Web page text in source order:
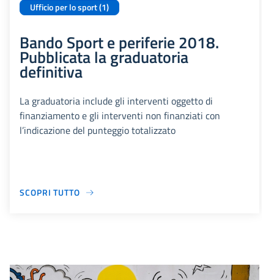
Ufficio per lo sport (1)
Bando Sport e periferie 2018.
Pubblicata la graduatoria
definitiva
La graduatoria include gli interventi oggetto di
finanziamento e gli interventi non finanziati con
l’indicazione del punteggio totalizzato
SCOPRI TUTTO